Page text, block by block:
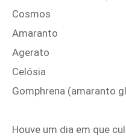
Cosmos
Amaranto
Agerato
Celósia
Gomphrena (amaranto
Houve um dia em que